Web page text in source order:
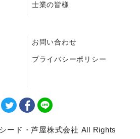
士業の皆様
お問い合わせ
プライバシーポリシー
ード・芦屋株式会社 All Rights